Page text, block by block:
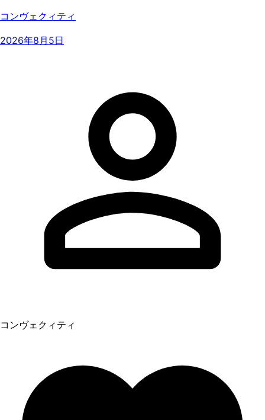
コンヴェクィティ
2026年8月5日
コンヴェクィティ